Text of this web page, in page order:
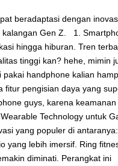
beradaptasi dengan
kalangan Gen Z. 1.
hingga hiburan. Tren
tinggi kan? hehe, mimin
handphone kalian
fitur pengisian daya yang
guys, karena keamanan
Technology untuk
yang populer di antaranya:
yang lebih imersif. Ring
diminati. Perangkat ini